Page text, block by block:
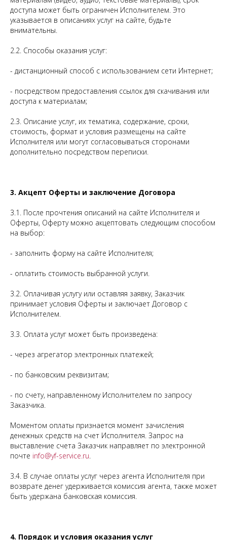
доступа может быть ограничен Исполнителем. Это
указывается в описаниях услуг на сайте, будьте
внимательны.
2.2. Способы оказания услуг:
- дистанционный способ с использованием сети Интернет;
- посредством предоставления ссылок для скачивания или
доступа к материалам;
2.3. Описание услуг, их тематика, содержание, сроки,
стоимость, формат и условия размещены на сайте
Исполнителя или могут согласовываться сторонами
дополнительно посредством переписки.
3. Акцепт Оферты и заключение Договора
3.1. После прочтения описаний на сайте Исполнителя и
Оферты, Оферту можно акцептовать следующим способом
на выбор:
- заполнить форму на сайте Исполнителя;
- оплатить стоимость выбранной услуги.
3.2. Оплачивая услугу или оставляя заявку, Заказчик
принимает условия Оферты и заключает Договор с
Исполнителем.
3.3. Оплата услуг может быть произведена:
- через агрегатор электронных платежей;
- по банковским реквизитам;
- по счету, направленному Исполнителем по запросу
Заказчика.
Моментом оплаты признается момент зачисления
денежных средств на счет Исполнителя. Запрос на
выставление счета Заказчик направляет по электронной
почте info@yf-service.ru.
3.4. В случае оплаты услуг через агента Исполнителя при
возврате денег удерживается комиссия агента, также может
быть удержана банковская комиссия.
4. Порядок и условия оказания услуг